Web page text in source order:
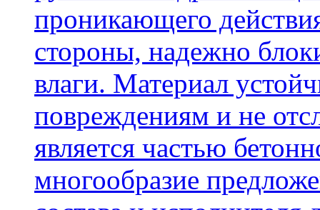
проникающего
стороны, надежно
влаги. Материал
повреждениям и не
является частью
многообразие